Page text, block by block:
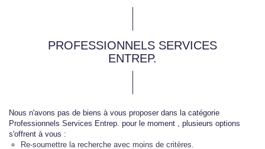
PROFESSIONNELS SERVICES
ENTREP.
Nous n'avons pas de biens à vous proposer dans la catégorie
Professionnels Services Entrep. pour le moment , plusieurs options
s'offrent à vous :
Re-soumettre la recherche avec moins de critères.